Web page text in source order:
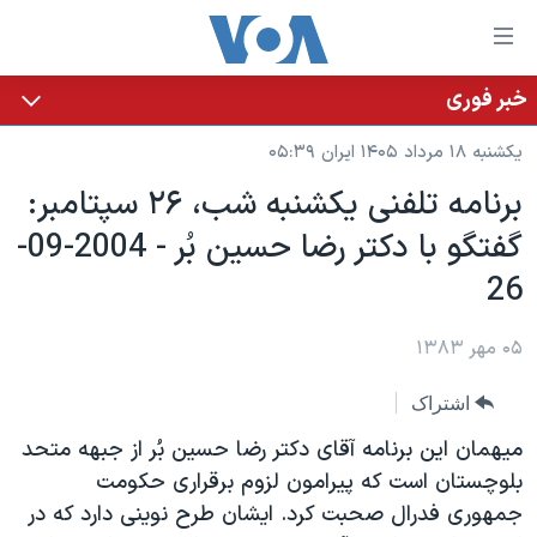
لینکهای
قابل
دسترسی
جهش
محتوای
اصلی
جهش
به
صفحه
جهش
جستجو
خانه
نسخه سبک وب‌سایت
موضوع ها
ایران
آمریکا
جهان
ویژه برنامه‌ها
ویدیوها
برنامه های تلویزیونی
جدول برنامه ها
صفحه‌های ویژه
بایگانی برنامه‌های تلویزیونی
فرکانس‌های صدای آمریکا
یادگیری زبان انگلیسی
خبر فوری
یکشنبه ۱۸ مرداد ۱۴۰۵ ایران ۰۵:۳۹
برنامه تلفنی يکشنبه شب، ٢۶ سپتامبر:
گفتگو با دکتر رضا حسين بُر - 2004-09-
26
۰۵ مهر ۱۳۸۳
اشتراک
ميهمان اين برنامه آقای دکتر رضا حسين بُر از جبهه متحد
بلوچستان است که پيرامون لزوم برقراری حکومت
جمهوری فدرال صحبت کرد. ايشان طرح نوينی دارد که در